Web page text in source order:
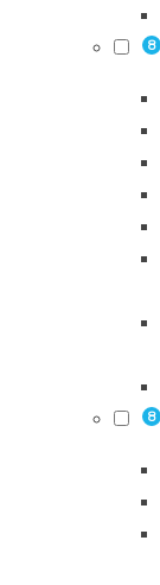
8
8